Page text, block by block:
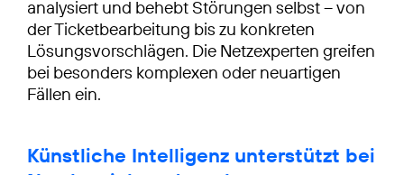
analysiert und behebt Störungen selbst – von
der Ticketbearbeitung bis zu konkreten
Lösungsvorschlägen. Die Netzexperten greifen
bei besonders komplexen oder neuartigen
Fällen ein.
Künstliche Intelligenz unterstützt bei